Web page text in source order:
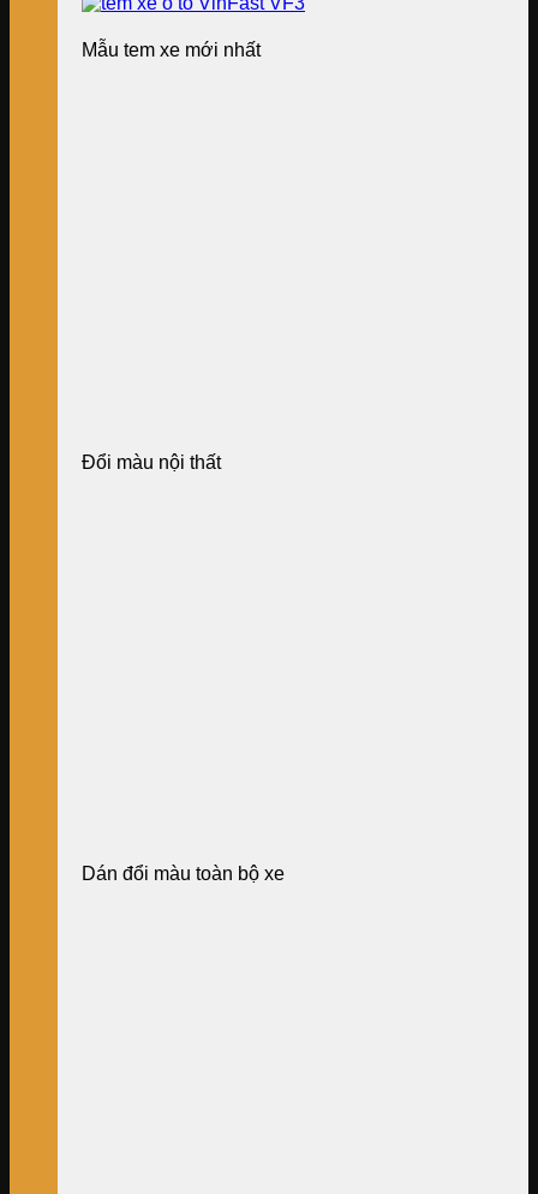
Mẫu tem xe mới nhất
Đổi màu nội thất
Dán đổi màu toàn bộ xe